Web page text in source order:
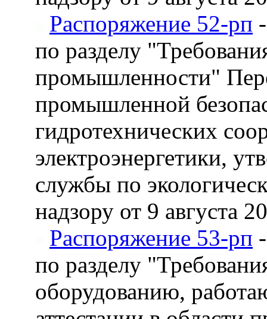
Распоряжение 52-рп
по разделу
промышленности"
промышленной
гидротехнических
электроэнергетики,
службы по
надзору от 9 августа
Распоряжение 53-рп
по разделу
оборудованию,